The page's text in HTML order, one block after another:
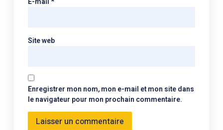
Site web
Enregistrer mon nom, mon e-mail et mon site dans
le navigateur pour mon prochain commentaire.